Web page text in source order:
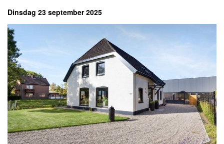
Dinsdag 23 september 2025